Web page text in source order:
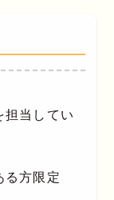
担当してい
方限定